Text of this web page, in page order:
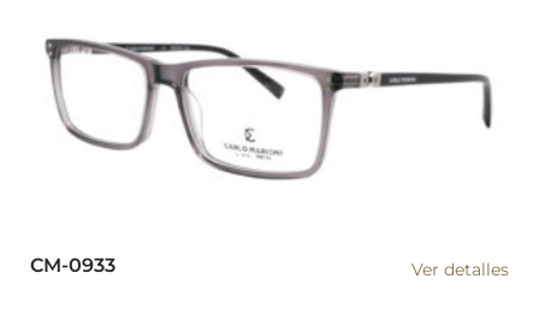
CM-0933 Ver detalles